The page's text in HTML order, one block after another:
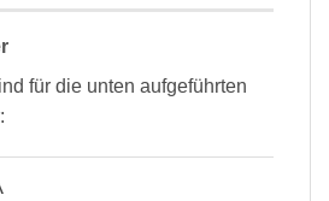
für die unten aufgeführten